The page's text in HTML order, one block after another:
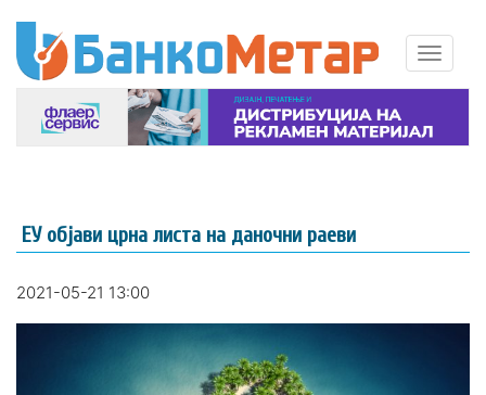
ЕУ објави црна листа на даночни раеви
2021-05-21 13:00